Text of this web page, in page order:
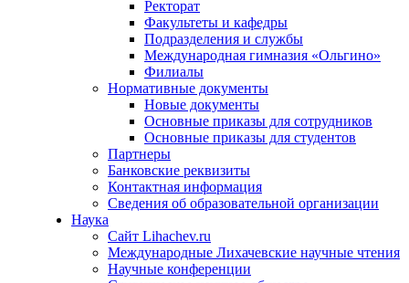
Ректорат
Факультеты и кафедры
Подразделения и службы
Международная гимназия «Ольгино»
Филиалы
Нормативные документы
Новые документы
Основные приказы для сотрудников
Основные приказы для студентов
Партнеры
Банковские реквизиты
Контактная информация
Сведения об образовательной организации
Наука
Сайт Lihachev.ru
Международные Лихачевские научные чтения
Научные конференции